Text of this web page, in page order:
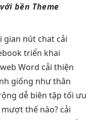
bền Theme
gian nút chat cải
triển khai
web Word cải thiện
giống nhưthân
dễ biên tập tối ưu
mượtthế nào? cải